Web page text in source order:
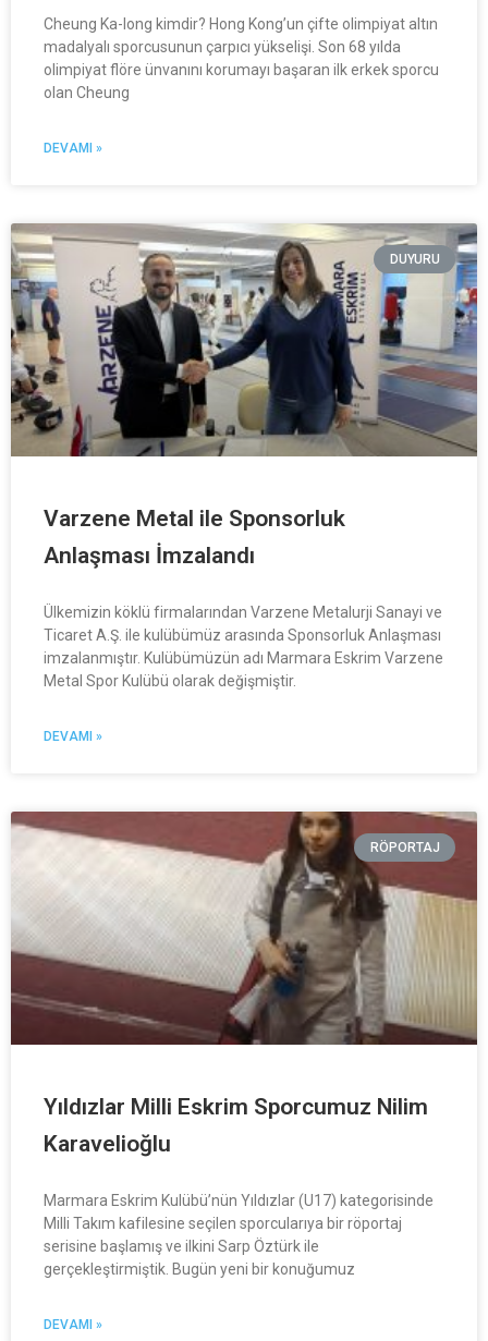
Cheung Ka-long kimdir? Hong Kong’un çifte olimpiyat altın
madalyalı sporcusunun çarpıcı yükselişi. Son 68 yılda
olimpiyat flöre ünvanını korumayı başaran ilk erkek sporcu
olan Cheung
DEVAMI »
DUYURU
Varzene Metal ile Sponsorluk
Anlaşması İmzalandı
Ülkemizin köklü firmalarından Varzene Metalurji Sanayi ve
Ticaret A.Ş. ile kulübümüz arasında Sponsorluk Anlaşması
imzalanmıştır. Kulübümüzün adı Marmara Eskrim Varzene
Metal Spor Kulübü olarak değişmiştir.
DEVAMI »
RÖPORTAJ
Yıldızlar Milli Eskrim Sporcumuz Nilim
Karavelioğlu
Marmara Eskrim Kulübü’nün Yıldızlar (U17) kategorisinde
Milli Takım kafilesine seçilen sporcularıya bir röportaj
serisine başlamış ve ilkini Sarp Öztürk ile
gerçekleştirmiştik. Bugün yeni bir konuğumuz
DEVAMI »